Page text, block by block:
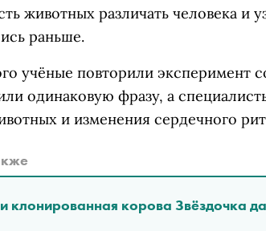
животных различать человека и
раньше.
учёные повторили эксперимент
одинаковую фразу, а
и изменения сердечного
клонированная корова Звёздочка